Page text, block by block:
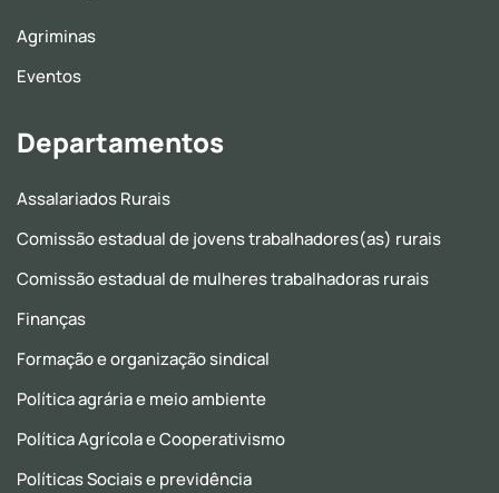
Agriminas
Eventos
Departamentos
Assalariados Rurais
Comissão estadual de jovens trabalhadores(as) rurais
Comissão estadual de mulheres trabalhadoras rurais
Finanças
Formação e organização sindical
Política agrária e meio ambiente
Política Agrícola e Cooperativismo
Políticas Sociais e previdência